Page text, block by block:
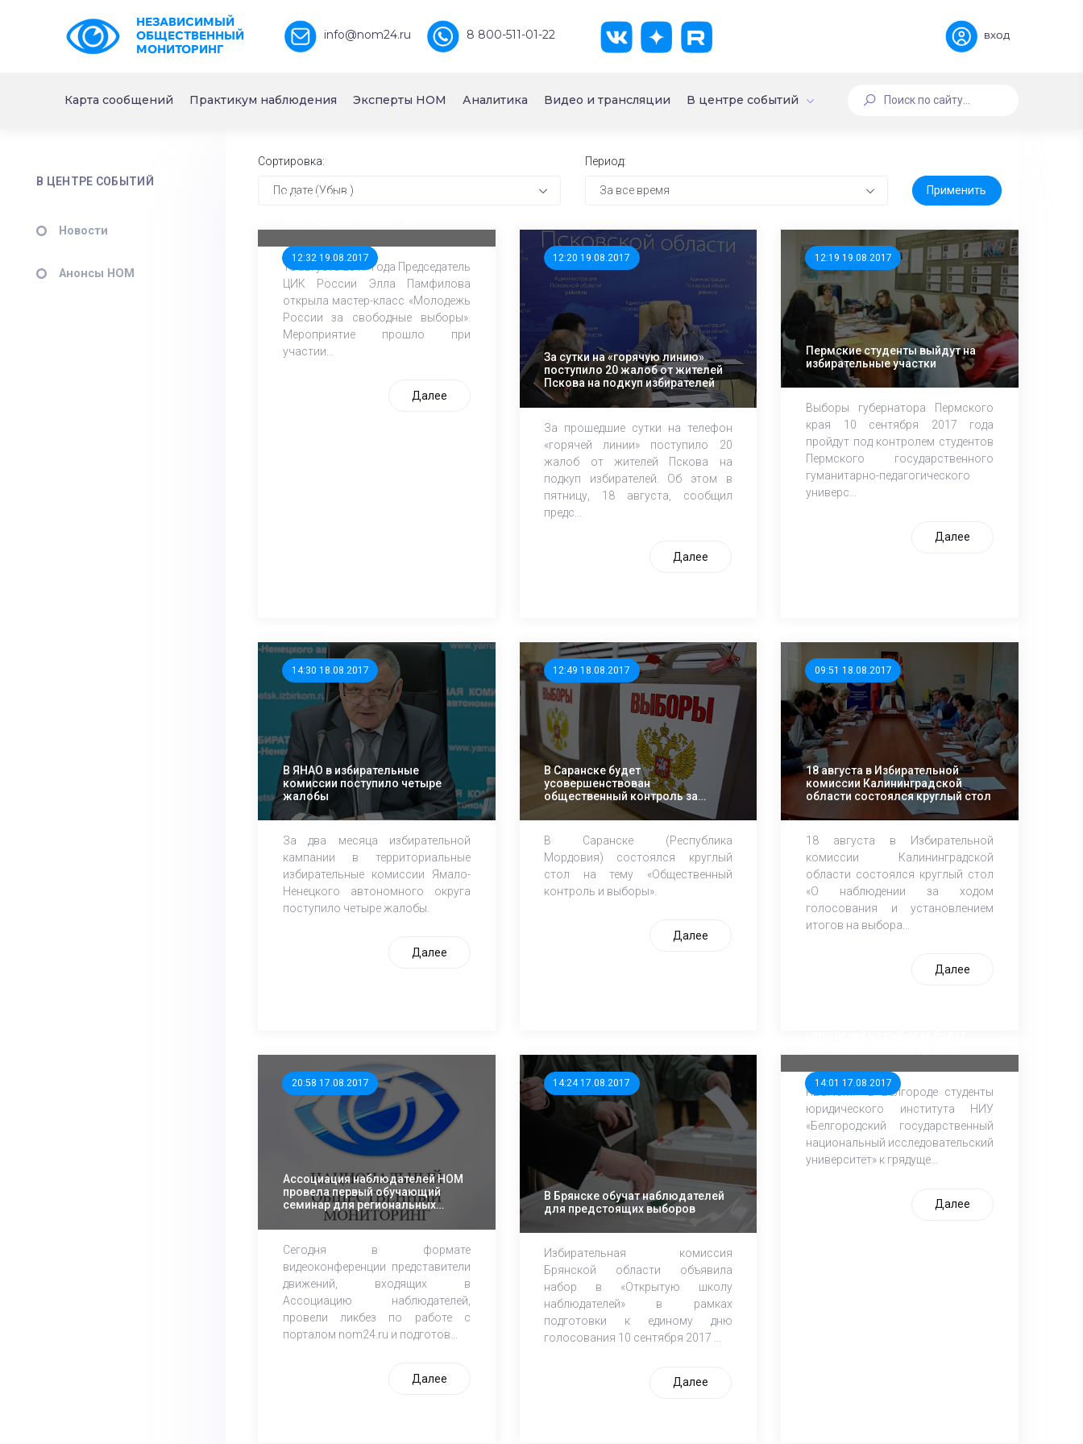
НЕЗАВИСИМЫЙ
ОБЩЕСТВЕННЫЙ
МОНИТОРИНГ
info@nom24.ru 8 800-511-01-22 вход
Карта сообщений Практикум наблюдения Эксперты НОМ Аналитика Видео и трансляции В центре событий
В ЦЕНТРЕ СОБЫТИЙ
Новости
Анонсы НОМ
Сортировка:
По дате (Убыв.)
Период:
За все время
12:32 19.08.2017
Председатель ЦИК России
18 августа 2017 года Председатель
ЦИК России Элла Памфилова
открыла мастер-класс «Молодежь
России за свободные выборы».
Мероприятие прошло при
участии...
Далее
12:20 19.08.2017
За сутки на «горячую линию»
поступило 20 жалоб от жителей
Пскова на подкуп избирателей
За прошедшие сутки на телефон
«горячей линии» поступило 20
жалоб от жителей Пскова на
подкуп избирателей. Об этом в
пятницу, 18 августа, сообщил
предс...
Далее
12:19 19.08.2017
Пермские студенты выйдут на
избирательные участки
Выборы губернатора Пермского
края 10 сентября 2017 года
пройдут под контролем студентов
Пермского государственного
гуманитарно-педагогического
универс...
Далее
14:30 18.08.2017
В ЯНАО в избирательные
комиссии поступило четыре
жалобы
За два месяца избирательной
кампании в территориальные
избирательные комиссии Ямало-
Ненецкого автономного округа
поступило четыре жалобы.
Далее
12:49 18.08.2017
В Саранске будет
усовершенствован
общественный контроль за
В Саранске (Республика
Мордовия) состоялся круглый
стол на тему «Общественный
контроль и выборы».
Далее
09:51 18.08.2017
18 августа в Избирательной
комиссии Калининградской
области состоялся круглый стол
18 августа в Избирательной
комиссии Калининградской
области состоялся круглый стол
«О наблюдении за ходом
голосования и установлением
итогов на выбора...
Далее
20:58 17.08.2017
Ассоциация наблюдателей НОМ
провела первый обучающий
семинар для региональных
координаторов
Сегодня в формате
видеоконференции представители
движений, входящих в
Ассоциацию наблюдателей,
провели ликбез по работе с
порталом nom24.ru и подготов...
Далее
14:24 17.08.2017
В Брянске обучат наблюдателей
для предстоящих выборов
Избирательная комиссия
Брянской области объявила
набор в «Открытую школу
наблюдателей» в рамках
подготовки к единому дню
голосования 10 сентября 2017 ...
Далее
14:01 17.08.2017
REGNUM: В Белгороде студенты
юридического института НИУ
«Белгородский государственный
национальный исследовательский
университет» к грядуще...
Далее